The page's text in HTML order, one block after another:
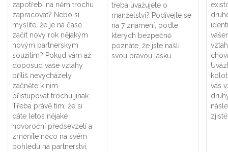
zapotřebí na něm trochu
zapracovat? Nebo si
myslíte, že je na čase
začít nový rok nějakým
novým partnerským
soužitím? Pokud vám až
doposud vaše vztahy
příliš nevycházely,
začněte k nim
přistupovat trochu jinak.
Třeba právě tím, že si
dáte letos nějaké
novoroční předsevzetí a
změníte něco na svém
pohledu na partnerství,
třeba uvažujete o
manželství? Podívejte se
na 7 znamení, podle
kterých bezpečně
poznáte, že jste našli
svou pravou lásku.
vás